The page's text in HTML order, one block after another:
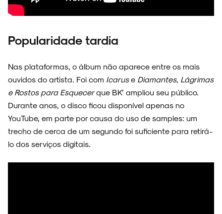
Popularidade tardia
Nas plataformas, o álbum não aparece entre os mais
ouvidos do artista. Foi com Icaruse Diamantes, Lágrimas
e Rostos para Esquecerque BK’ ampliou seu público.
Durante anos, o disco ficou disponível apenas no
YouTube, em parte por causa do uso de samples: um
trecho de cerca de um segundo foi suficiente para retirá-
lo dos serviços digitais.